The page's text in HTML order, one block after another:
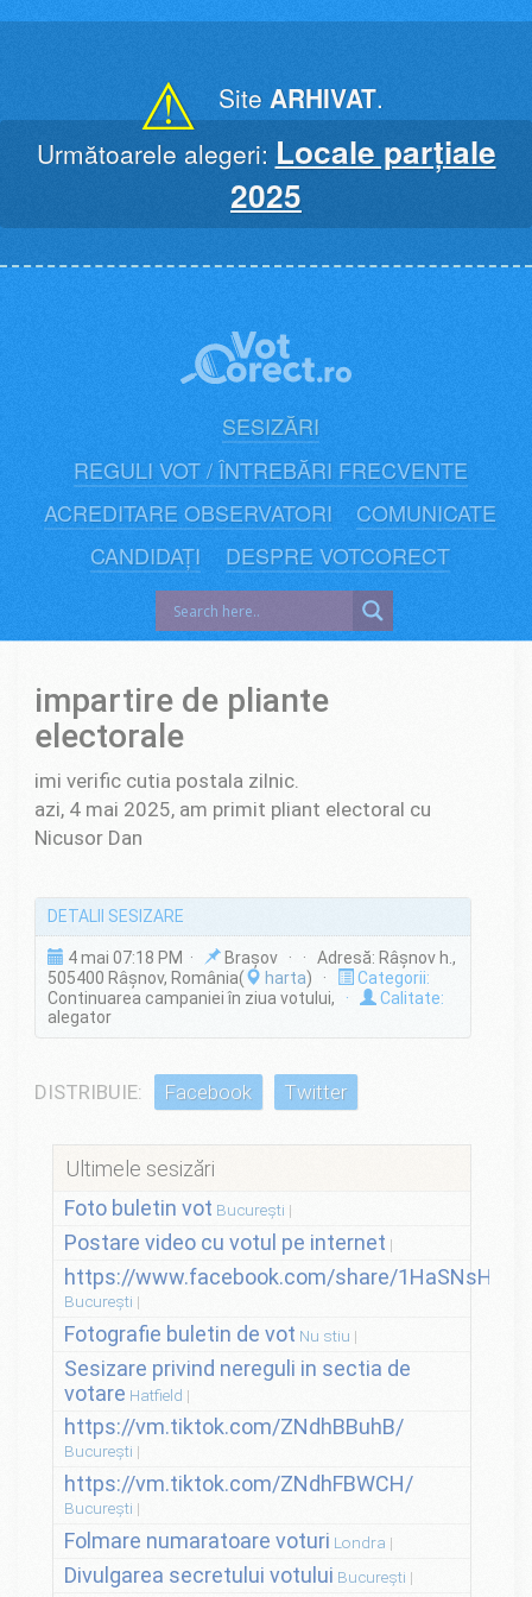
⚠ Site ARHIVAT.
Următoarele alegeri: Locale parțiale
2025
SESIZĂRI
REGULI VOT / ÎNTREBĂRI FRECVENTE
ACREDITARE OBSERVATORI
COMUNICATE
CANDIDAȚI
DESPRE VOTCORECT
impartire de pliante
electorale
imi verific cutia postala zilnic.
azi, 4 mai 2025, am primit pliant electoral cu
Nicusor Dan
DETALII SESIZARE
4 mai 07:18 PM ·
Brașov · · Adresă: Râşnov h.,
505400 Râșnov, România(
harta) ·
Categorii:
Continuarea campaniei în ziua votului,
·
Calitate:
alegator
DISTRIBUIE: Facebook Twitter
Ultimele sesizări
Foto buletin vot București
Postare video cu votul pe internet
https://www.facebook.com/share/
București
Fotografie buletin de vot Nu stiu
Sesizare privind nereguli in sectia de
votare Hatfield
https://vm.tiktok.com/ZNdhBBuhB/
București
https://vm.tiktok.com/ZNdhFBWCH/
București
Folmare numaratoare voturi Londra
Divulgarea secretului votului București